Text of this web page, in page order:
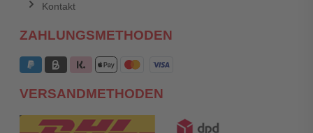
Kontakt
ZAHLUNGSMETHODEN
VERSANDMETHODEN